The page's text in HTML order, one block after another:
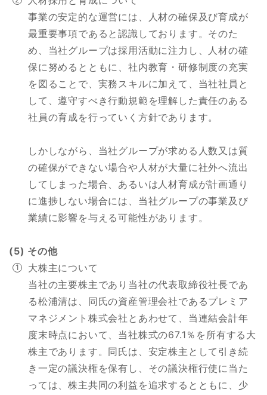
事業の安定的な運営には、人材の確保及び育成が
最重要事項であると認識しております。そのた
め、当社グループは採用活動に注力し、人材の確
保に努めるとともに、社内教育・研修制度の充実
を図ることで、実務スキルに加えて、当社社員と
して、遵守すべき行動規範を理解した責任のある
社員の育成を行っていく方針であります。
しかしながら、当社グループが求める人数又は質
の確保ができない場合や人材が大量に社外へ流出
してしまった場合、あるいは人材育成が計画通り
に進捗しない場合には、当社グループの事業及び
業績に影響を与える可能性があります。
(5) その他
大株主について
当社の主要株主であり当社の代表取締役社長であ
る松浦清は、同氏の資産管理会社であるプレミア
マネジメント株式会社とあわせて、当連結会計年
度末時点において、当社株式の67.1％を所有する大
株主であります。同氏は、安定株主として引き続
き一定の議決権を保有し、その議決権行使に当た
っては、株主共同の利益を追求するとともに、少